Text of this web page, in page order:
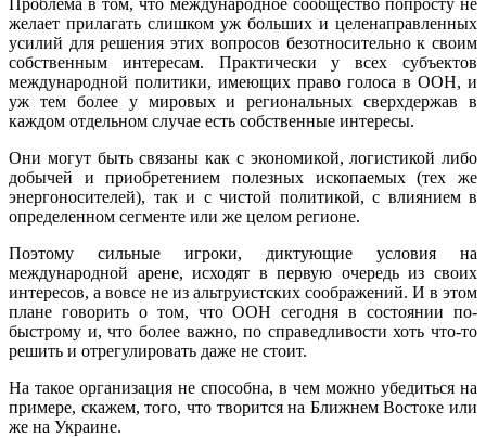
желает прилагать слишком уж больших и целенаправленных
усилий для решения этих вопросов безотносительно к своим
собственным интересам. Практически у всех субъектов
международной политики, имеющих право голоса в ООН, и
уж тем более у мировых и региональных сверхдержав в
каждом отдельном случае есть собственные интересы.
Они могут быть связаны как с экономикой, логистикой либо
добычей и приобретением полезных ископаемых (тех же
энергоносителей), так и с чистой политикой, с влиянием в
определенном сегменте или же целом регионе.
Поэтому сильные игроки, диктующие условия на
международной арене, исходят в первую очередь из своих
интересов, а вовсе не из альтруистских соображений. И в этом
плане говорить о том, что ООН сегодня в состоянии по-
быстрому и, что более важно, по справедливости хоть что-то
решить и отрегулировать даже не стоит.
На такое организация не способна, в чем можно убедиться на
примере, скажем, того, что творится на Ближнем Востоке или
же на Украине.